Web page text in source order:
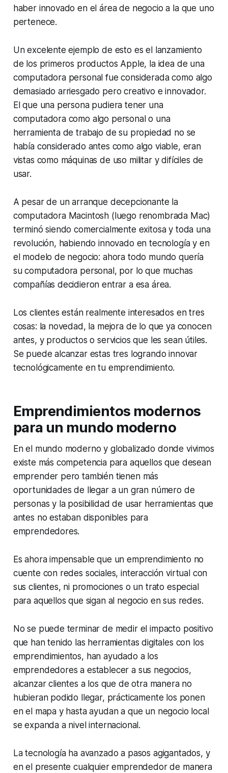
haber innovado en el área de negocio a la que uno
pertenece.
Un excelente ejemplo de esto es el lanzamiento
de los primeros productos Apple, la idea de una
computadora personal fue considerada como algo
demasiado arriesgado pero creativo e innovador.
El que una persona pudiera tener una
computadora como algo personal o una
herramienta de trabajo de su propiedad no se
había considerado antes como algo viable, eran
vistas como máquinas de uso militar y difíciles de
usar.
A pesar de un arranque decepcionante la
computadora Macintosh (luego renombrada Mac)
terminó siendo comercialmente exitosa y toda una
revolución, habiendo innovado en tecnología y en
el modelo de negocio: ahora todo mundo quería
su computadora personal, por lo que muchas
compañías decidieron entrar a esa área.
Los clientes están realmente interesados en tres
cosas: la novedad, la mejora de lo que ya conocen
antes, y productos o servicios que les sean útiles.
Se puede alcanzar estas tres logrando innovar
tecnológicamente en tu emprendimiento.
Emprendimientos modernos
para un mundo moderno
En el mundo moderno y globalizado donde vivimos
existe más competencia para aquellos que desean
emprender pero también tienen más
oportunidades de llegar a un gran número de
personas y la posibilidad de usar herramientas que
antes no estaban disponibles para
emprendedores.
Es ahora impensable que un emprendimiento no
cuente con redes sociales, interacción virtual con
sus clientes, ni promociones o un trato especial
para aquellos que sigan al negocio en sus redes.
No se puede terminar de medir el impacto positivo
que han tenido las herramientas digitales con los
emprendimientos, han ayudado a los
emprendedores a establecer a sus negocios,
alcanzar clientes a los que de otra manera no
hubieran podido llegar, prácticamente los ponen
en el mapa y hasta ayudan a que un negocio local
se expanda a nivel internacional.
La tecnología ha avanzado a pasos agigantados, y
en el presente cualquier emprendedor de manera